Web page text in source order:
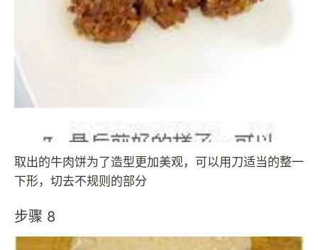
取出的牛肉饼为了造型更加美观，可以用刀适当的整一
下形，切去不规则的部分
步骤 8